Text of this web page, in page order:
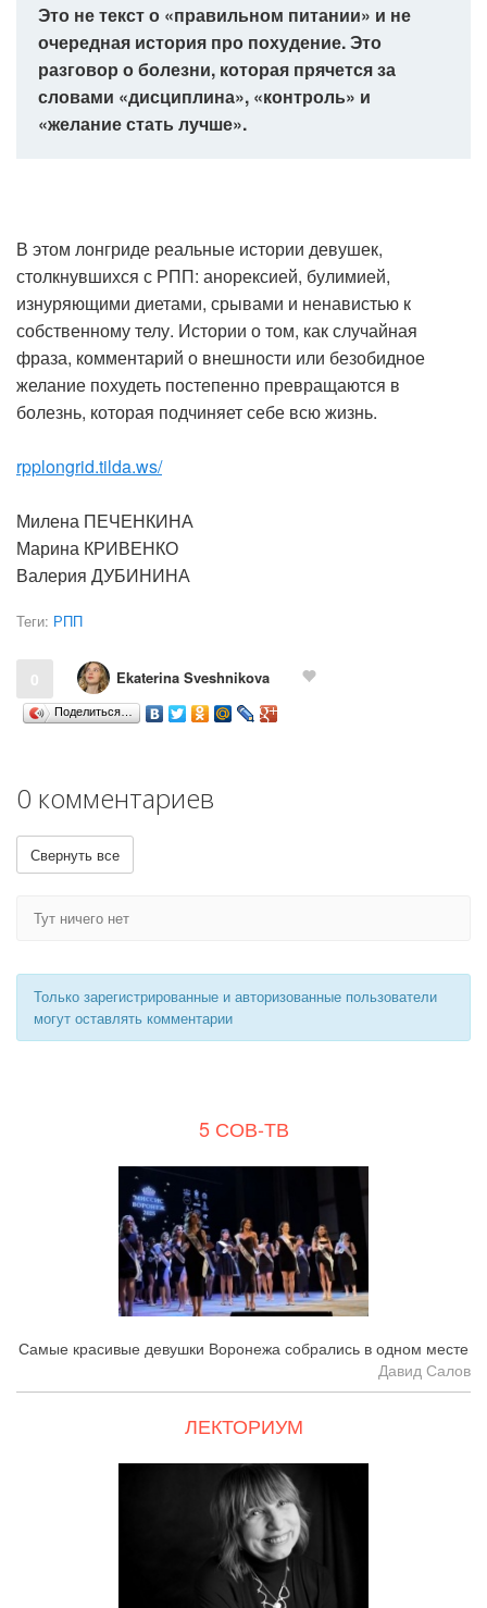
Это не текст о «правильном питании» и не
очередная история про похудение. Это
разговор о болезни, которая прячется за
словами «дисциплина», «контроль» и
«желание стать лучше».
В этом лонгриде реальные истории девушек,
столкнувшихся с РПП: анорексией, булимией,
изнуряющими диетами, срывами и ненавистью к
собственному телу. Истории о том, как случайная
фраза, комментарий о внешности или безобидное
желание похудеть постепенно превращаются в
болезнь, которая подчиняет себе всю жизнь.
rpplongrid.tilda.ws/
Милена ПЕЧЕНКИНА
Марина КРИВЕНКО
Валерия ДУБИНИНА
Теги: РПП
0 Ekaterina Sveshnikova
Поделиться…
0 комментариев
Свернуть все
Тут ничего нет
Только зарегистрированные и авторизованные пользователи
могут оставлять комментарии
5 СОВ-ТВ
Самые красивые девушки Воронежа собрались в одном месте
Давид Салов
ЛЕКТОРИУМ